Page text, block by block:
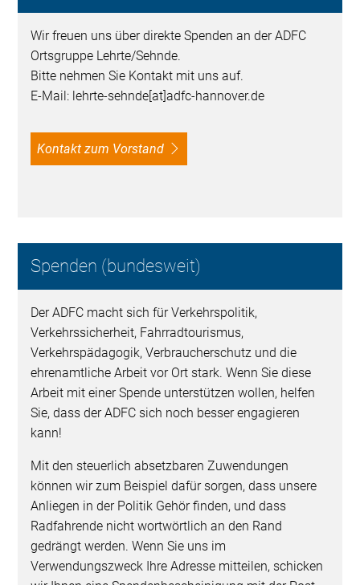
Wir freuen uns über direkte Spenden an der ADFC
Ortsgruppe Lehrte/Sehnde.
Bitte nehmen Sie Kontakt mit uns auf.
E-Mail: lehrte-sehnde[at]adfc-hannover.de
Kontakt zum Vorstand
Spenden (bundesweit)
Der ADFC macht sich für Verkehrspolitik,
Verkehrssicherheit, Fahrradtourismus,
Verkehrspädagogik, Verbraucherschutz und die
ehrenamtliche Arbeit vor Ort stark. Wenn Sie diese
Arbeit mit einer Spende unterstützen wollen, helfen
Sie, dass der ADFC sich noch besser engagieren
kann!
Mit den steuerlich absetzbaren Zuwendungen
können wir zum Beispiel dafür sorgen, dass unsere
Anliegen in der Politik Gehör finden, und dass
Radfahrende nicht wortwörtlich an den Rand
gedrängt werden. Wenn Sie uns im
Verwendungszweck Ihre Adresse mitteilen, schicken